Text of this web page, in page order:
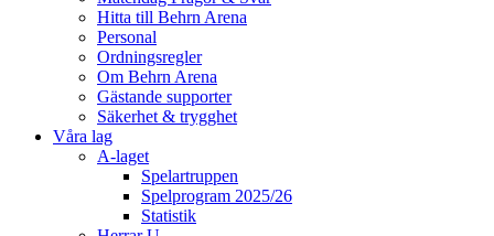
Hitta till Behrn Arena
Personal
Ordningsregler
Om Behrn Arena
Gästande supporter
Säkerhet & trygghet
Våra lag
A-laget
Spelartruppen
Spelprogram 2025/26
Statistik